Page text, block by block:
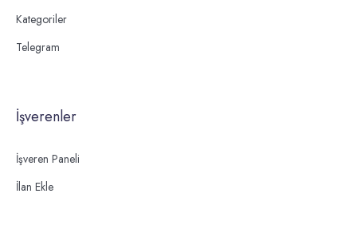
Kategoriler
Telegram
İşverenler
İşveren Paneli
İlan Ekle